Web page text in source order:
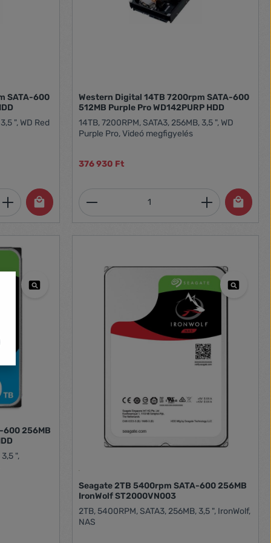
van
akár 180
–
–,
WD
ekhez és
A
és
vagy
vagy használja a gombokat a
SATA-600
", WD Red
Adja meg a kívánt mennyiséget, vagy
Western Digital 14TB 7200rpm SATA-600
512MB Purple Pro WD142PURP HDD
14TB, 7200RPM, SATA3, 256MB, 3,5 ", WD
Purple Pro, Videó megfigyelés
376 930 Ft
Termékmennyiség: Adja
600 256MB
",
Seagate 2TB 5400rpm SATA-600 256MB
IronWolf ST2000VN003
2TB, 5400RPM, SATA3, 256MB, 3,5 ", IronWolf,
NAS